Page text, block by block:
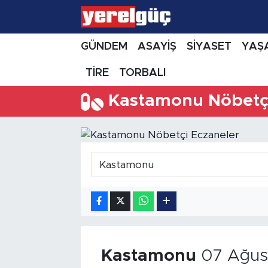
GÜNDEM ASAYİŞ SİYASET
TİRE TORBALI
Kastamonu
Kastamonu 07